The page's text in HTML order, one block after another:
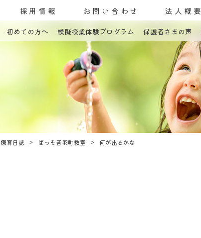
採用情報 お問い合わせ 法人概要
初めての方へ 模擬授業体験プログラム 保護者さまの声
療育日誌 ぱっそ音羽町教室 何が出るかな